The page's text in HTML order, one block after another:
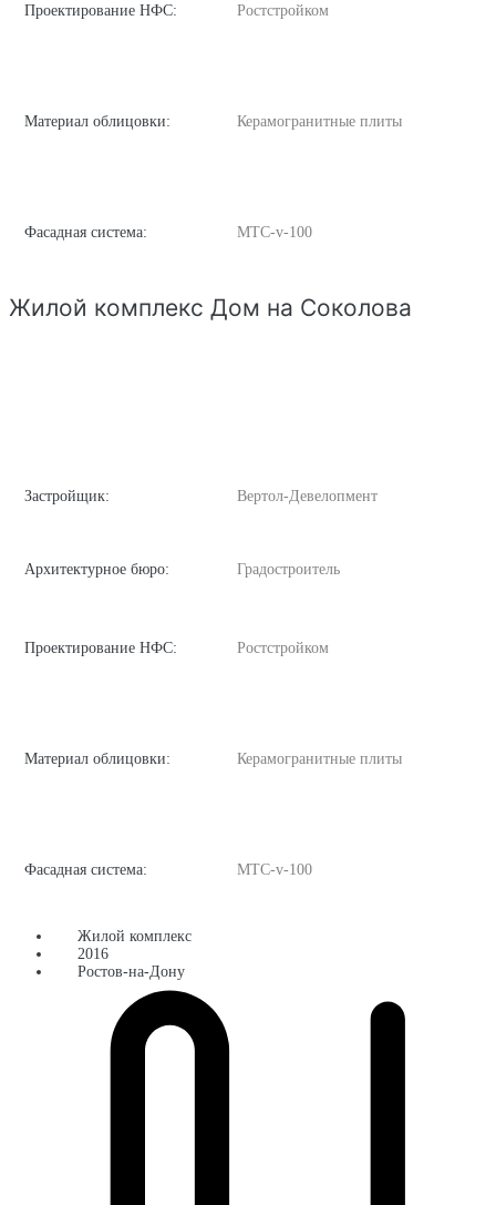
Проектирование НФС: Ростстройком
Материал облицовки: Керамогранитные плиты
Фасадная система: MTC-v-100
Жилой комплекс Дом на Соколова
Застройщик: Вертол-Девелопмент
Архитектурное бюро: Градостроитель
Проектирование НФС: Ростстройком
Материал облицовки: Керамогранитные плиты
Фасадная система: MTC-v-100
Жилой комплекс
2016
Ростов-на-Дону